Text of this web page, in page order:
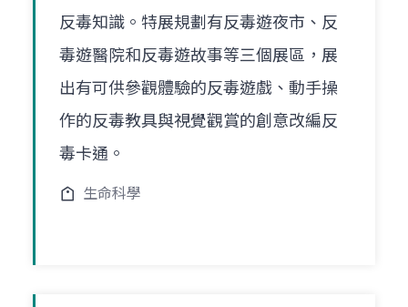
反毒知識。特展規劃有反毒遊夜市、反
毒遊醫院和反毒遊故事等三個展區，展
出有可供參觀體驗的反毒遊戲、動手操
作的反毒教具與視覺觀賞的創意改編反
毒卡通。
生命科學